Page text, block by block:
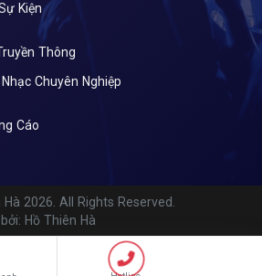
Kiện
Thông
Chuyên Nghiệp
Cáo
Hà 2026. All Rights Reserved.
Hồ Thiên Hà